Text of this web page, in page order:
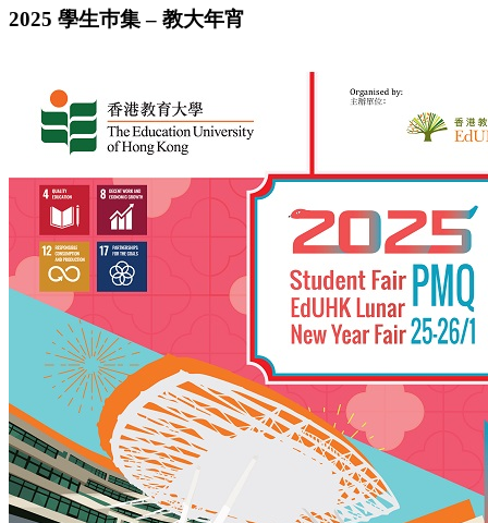
2025 學生巿集 – 教大年宵